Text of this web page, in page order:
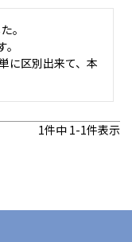
。
に区別出来て、本
1件中 1-1件表示